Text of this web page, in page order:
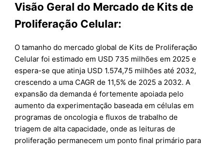
Visão Geral do Mercado de Kits de
Proliferação Celular:
O tamanho do mercado global de Kits de Proliferação
Celular foi estimado em USD 735 milhões em 2025 e
espera-se que atinja USD 1.574,75 milhões até 2032,
crescendo a uma CAGR de 11,5% de 2025 a 2032. A
expansão da demanda é fortemente apoiada pelo
aumento da experimentação baseada em células em
programas de oncologia e fluxos de trabalho de
triagem de alta capacidade, onde as leituras de
proliferação permanecem um ponto final primário para